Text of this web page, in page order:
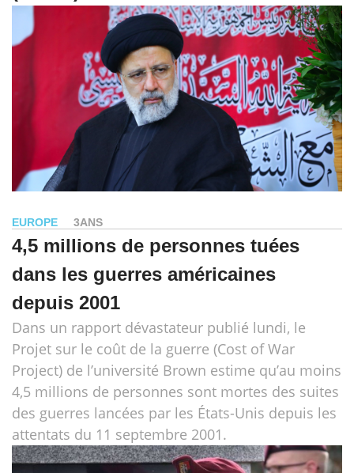
EUROPE 3ANS
4,5 millions de personnes tuées
dans les guerres américaines
depuis 2001
Dans un rapport dévastateur publié lundi, le
Projet sur le coût de la guerre (Cost of War
Project) de l’université Brown estime qu’au moins
4,5 millions de personnes sont mortes des suites
des guerres lancées par les États-Unis depuis les
attentats du 11 septembre 2001.